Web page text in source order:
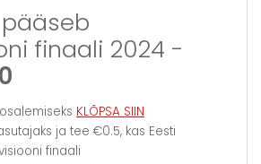
pääseb
finaali 2024 -
KLÕPSA SIIN
ja tee €0.5, kas Eesti
finaali